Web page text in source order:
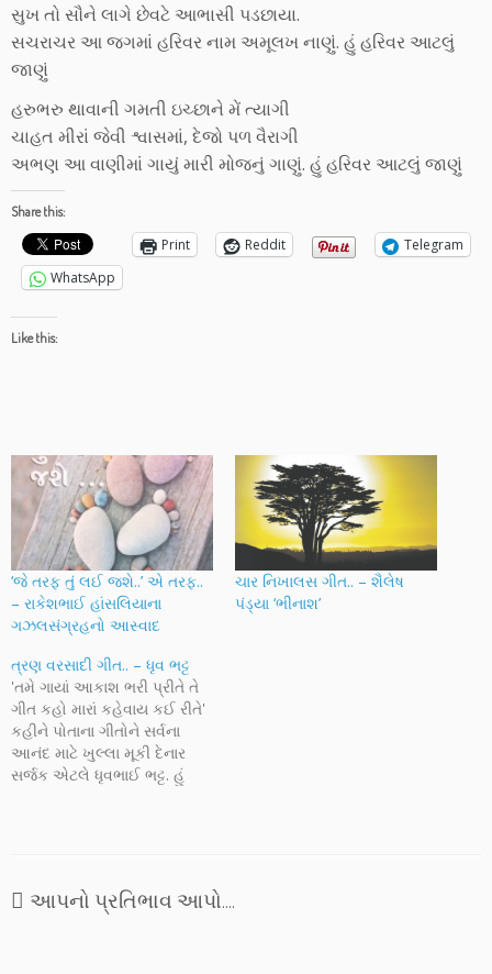
સુખ તો સૌને લાગે છેવટે આભાસી પડછાયા.
સચરાચર આ જગમાં હરિવર નામ અમૂલખ નાણું. હું હરિવર આટલું
જાણું
હરુભરુ થાવાની ગમતી ઇચ્છાને મેં ત્યાગી
ચાહત મીરાં જેવી શ્વાસમાં, દેજો પળ વૈરાગી
અભણ આ વાણીમાં ગાયું મારી મોજનું ગાણું. હું હરિવર આટલું જાણું
Share this:
Print Reddit
Telegram
WhatsApp
Like this:
‘જે તરફ તું લઈ જશે..’ એ તરફ..
– રાકેશભાઈ હાંસલિયાના
ગઝલસંગ્રહનો આસ્વાદ
ચાર નિખાલસ ગીત.. – શૈલેષ
પંડ્યા ‘ભીનાશ’
ત્રણ વરસાદી ગીત.. – ધૃવ ભટ્ટ
'તમે ગાયાં આકાશ ભરી પ્રીતે તે
ગીત કહો મારાં કહેવાય કઈ રીતે'
કહીને પોતાના ગીતોને સર્વના
આનંદ માટે ખુલ્લા મૂકી દેનાર
સર્જક એટલે ધૃવભાઈ ભટ્ટ. હું
વરસાદી ગીતો આજે પ્રસ્તુત કર્યા
છે.…આપનો પ્રતિભાવ આપો....